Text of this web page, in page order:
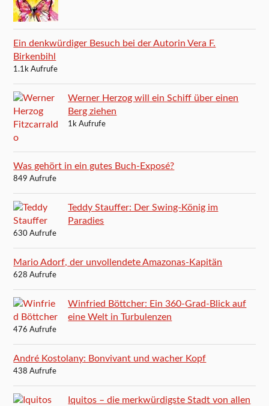
Ein denkwürdiger Besuch bei der Autorin Vera F.
Birkenbihl
1.1k Aufrufe
Werner Herzog will ein Schiff über einen
Berg ziehen
1k Aufrufe
Was gehört in ein gutes Buch-Exposé?
849 Aufrufe
Teddy Stauffer: Der Swing-König im
Paradies
630 Aufrufe
Mario Adorf, der unvollendete Amazonas-Kapitän
628 Aufrufe
Winfried Böttcher: Ein 360-Grad-Blick auf
eine Welt in Turbulenzen
476 Aufrufe
André Kostolany: Bonvivant und wacher Kopf
438 Aufrufe
Iquitos – die merkwürdigste Stadt von allen